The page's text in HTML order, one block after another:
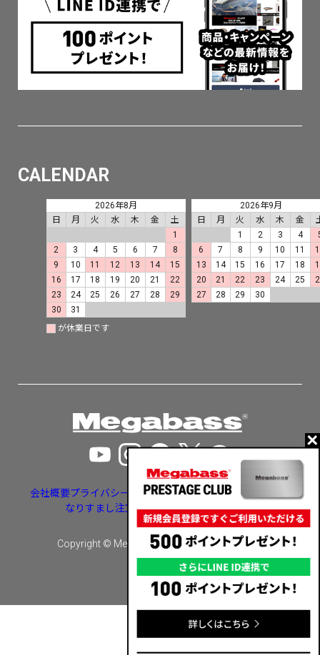
CALENDAR
2026年8月
日
月 火 水 木 金
土
1
2
3 4 5 6 7
8
9
10 11 12 13 14
15
16
17 18 19 20 21
22
23
24 25 26 27 28
29
30
31
2026年9月
日
月 火 水 木 金
1
2 3 4
6
7 8 9 10 11
13
14 15 16 17 18
20
21 22 23 24 25
27
28 29 30
が休業日です
会社概要プライバシーポリシー特定商取引法に基づく表示
なりすまし注文・いたずら注文等への対応
Copyright © Megabass inc. All rights reserved.